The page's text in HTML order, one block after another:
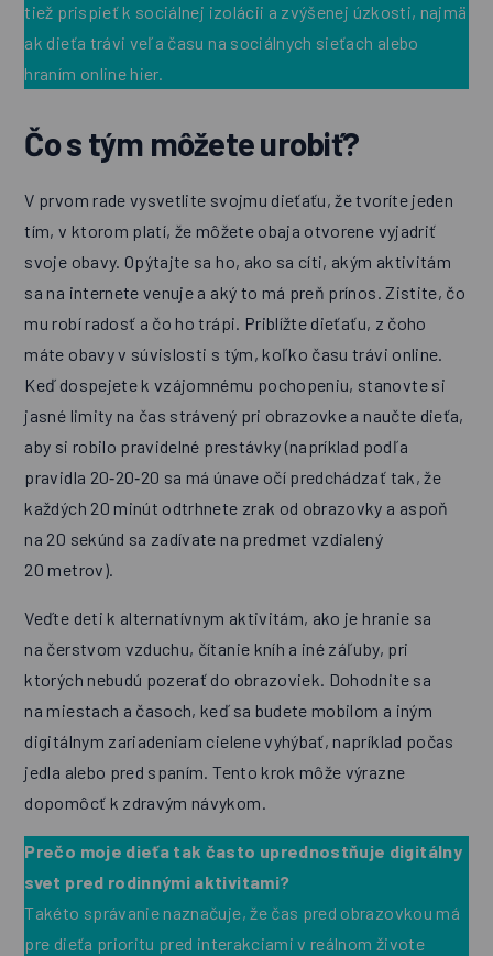
tiež prispieť k sociálnej izolácii a zvýšenej úzkosti, najmä
ak dieťa trávi veľa času na sociálnych sieťach alebo
hraním online hier.
Čo s tým môžete urobiť?
V prvom rade vysvetlite svojmu dieťaťu, že tvoríte jeden
tím, v ktorom platí, že môžete obaja otvorene vyjadriť
svoje obavy. Opýtajte sa ho, ako sa cíti, akým aktivitám
sa na internete venuje a aký to má preň prínos. Zistite, čo
mu robí radosť a čo ho trápi. Priblížte dieťaťu, z čoho
máte obavy v súvislosti s tým, koľko času trávi online.
Keď dospejete k vzájomnému pochopeniu, stanovte si
jasné limity na čas strávený pri obrazovke a naučte dieťa,
aby si robilo pravidelné prestávky (napríklad podľa
pravidla 20‑20‑20 sa má únave očí predchádzať tak, že
každých 20 minút odtrhnete zrak od obrazovky a aspoň
na 20 sekúnd sa zadívate na predmet vzdialený
20 metrov).
Veďte deti k alternatívnym aktivitám, ako je hranie sa
na čerstvom vzduchu, čítanie kníh a iné záľuby, pri
ktorých nebudú pozerať do obrazoviek. Dohodnite sa
na miestach a časoch, keď sa budete mobilom a iným
digitálnym zariadeniam cielene vyhýbať, napríklad počas
jedla alebo pred spaním. Tento krok môže výrazne
dopomôcť k zdravým návykom.
Prečo moje dieťa tak často uprednostňuje digitálny
svet pred rodinnými aktivitami?
Takéto správanie naznačuje, že čas pred obrazovkou má
pre dieťa prioritu pred interakciami v reálnom živote